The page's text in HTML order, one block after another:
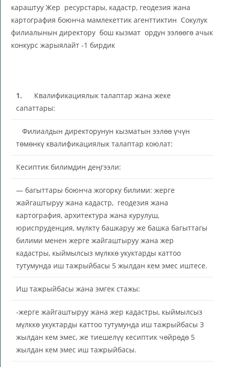
караштуу Жер ресурстары, кадастр, геодезия жана
картография боюнча мамлекеттик агенттиктин Сокулук
филиалынын директору бош кызмат ордун ээлөөгө ачык
конкурс жарыялайт -1 бирдик
1. Квалификациялык талаптар жана жеке
сапаттары:
Филиалдын директорунун кызматын ээлөө үчүн
төмөнкү квалификациялык талаптар коюлат:
Кесиптик билимдин деңгээли:
— багыттары боюнча жогорку билими: жерге
жайгаштыруу жана кадастр, геодезия жана
картография, архитектура жана курулуш,
юриспруденция, мүлктү башкаруу же башка багыттагы
билими менен жерге жайгаштыруу жана жер
кадастры, кыймылсыз мүлккө укуктарды каттоо
тутумунда иш тажрыйбасы 5 жылдан кем эмес иштесе.
Иш тажрыйбасы жана эмгек стажы:
-жерге жайгаштыруу жана жер кадастры, кыймылсыз
мүлккө укуктарды каттоо тутумунда иш тажрыйбасы 3
жылдан кем эмес, же тиешелүү кесиптик чөйрөдө 5
жылдан кем эмес иш тажрыйбасы.